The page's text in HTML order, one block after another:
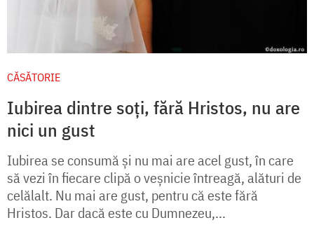
CĂSĂTORIE
Iubirea dintre soți, fără Hristos, nu are
nici un gust
Iubirea se consumă și nu mai are acel gust, în care
să vezi în fiecare clipă o veșnicie întreagă, alături de
celălalt. Nu mai are gust, pentru că este fără
Hristos. Dar dacă este cu Dumnezeu,...